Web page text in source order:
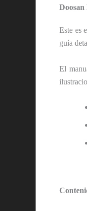
Doosan
Este es
guía
El